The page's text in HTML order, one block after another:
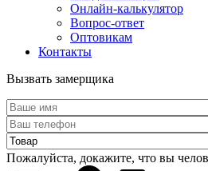
Онлайн-калькулятор
Вопрос-ответ
Оптовикам
Контакты
Вызвать замерщика
Пожалуйста, докажите, что вы